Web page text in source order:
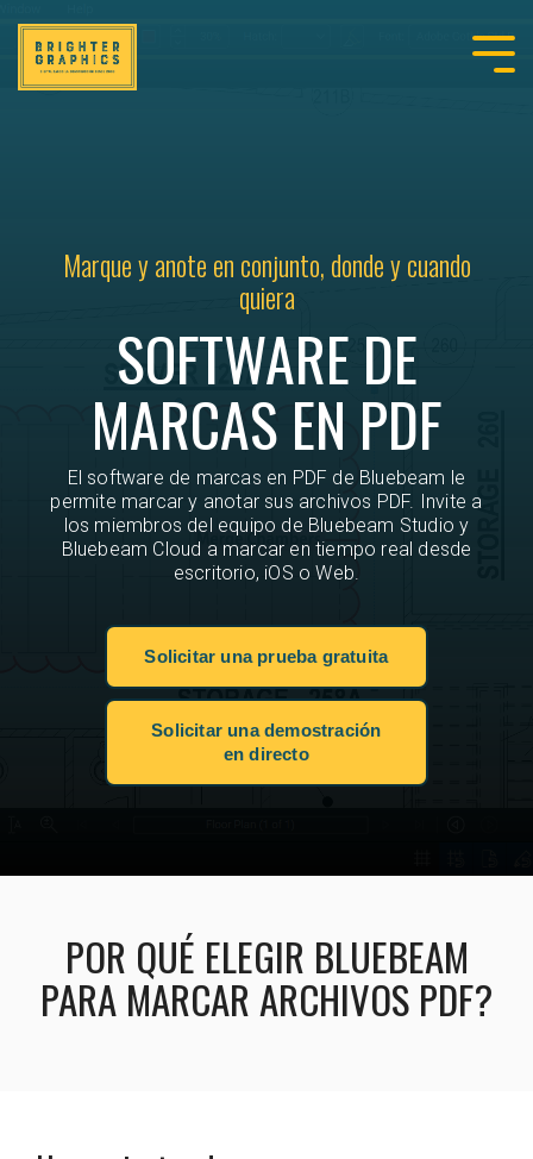
Marque y anote en conjunto, donde y cuando
quiera
SOFTWARE DE
MARCAS EN PDF
El software de marcas en PDF de Bluebeam le
permite marcar y anotar sus archivos PDF. Invite a
los miembros del equipo de Bluebeam Studio y
Bluebeam Cloud a marcar en tiempo real desde
escritorio, iOS o Web.
Solicitar una prueba gratuita
Solicitar una demostración
en directo
POR QUÉ ELEGIR BLUEBEAM
PARA MARCAR ARCHIVOS PDF?